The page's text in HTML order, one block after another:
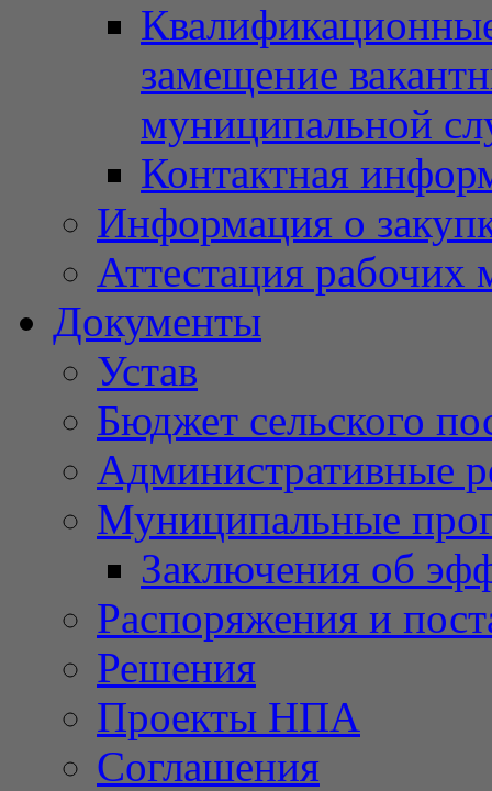
замещение
муниципальной
Контактная
Информация о
Аттестация рабочих
Документы
Устав
Бюджет сельского
Административные
Муниципальные
Заключения об
Распоряжения и
Решения
Проекты НПА
Соглашения